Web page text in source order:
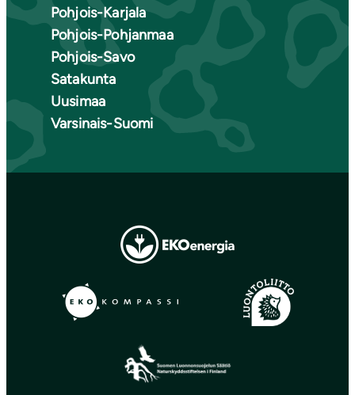
Pohjois-Karjala
Pohjois-Pohjanmaa
Pohjois-Savo
Satakunta
Uusimaa
Varsinais-Suomi